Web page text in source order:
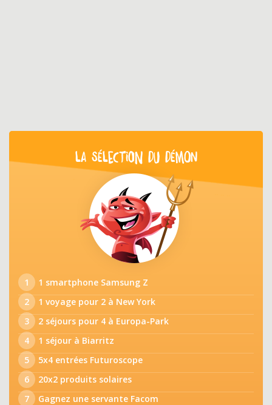
LA SÉLECTION DU DÉMON
1
1 smartphone Samsung Z
2
1 voyage pour 2 à New York
3
2 séjours pour 4 à Europa-Park
4
1 séjour à Biarritz
5
5x4 entrées Futuroscope
6
20x2 produits solaires
7
Gagnez une servante Facom